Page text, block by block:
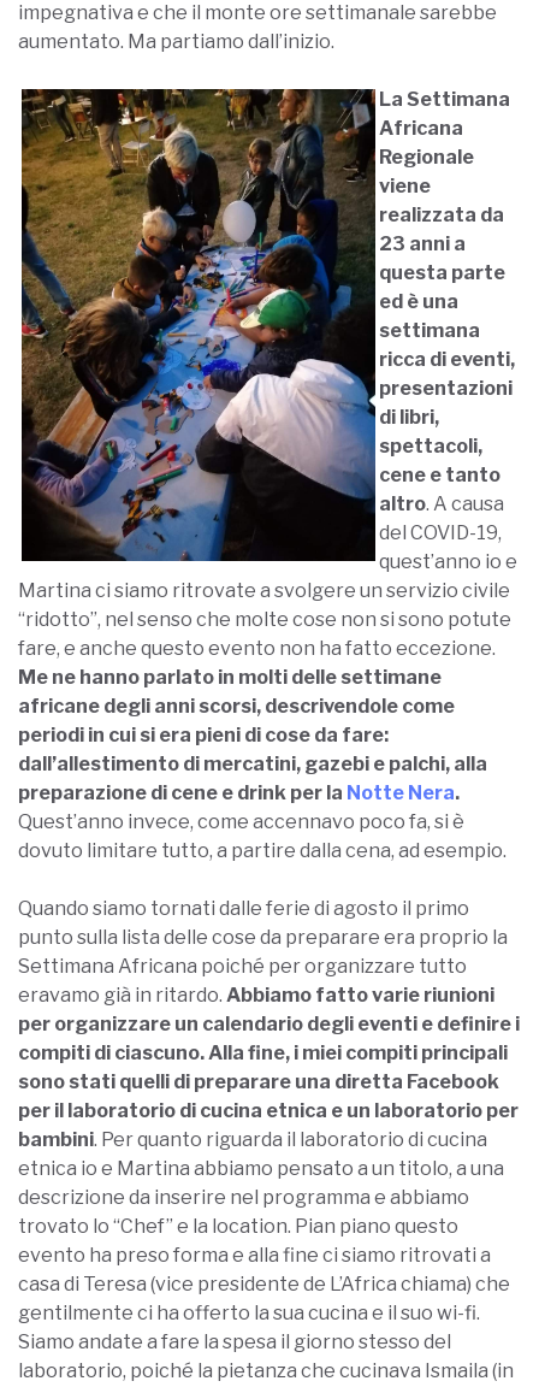
impegnativa e che il monte ore settimanale sarebbe
aumentato. Ma partiamo dall’inizio.
La Settimana
Africana
Regionale
viene
realizzata da
23 anni a
questa parte
ed è una
settimana
ricca di eventi,
presentazioni
di libri,
spettacoli,
cene e tanto
altro. A causa
del COVID-19,
quest’anno io e
Martina ci siamo ritrovate a svolgere un servizio civile
“ridotto”, nel senso che molte cose non si sono potute
fare, e anche questo evento non ha fatto eccezione.
Me ne hanno parlato in molti delle settimane
africane degli anni scorsi, descrivendole come
periodi in cui si era pieni di cose da fare:
dall’allestimento di mercatini, gazebi e palchi, alla
preparazione di cene e drink per la Notte Nera.
Quest’anno invece, come accennavo poco fa, si è
dovuto limitare tutto, a partire dalla cena, ad esempio.
Quando siamo tornati dalle ferie di agosto il primo
punto sulla lista delle cose da preparare era proprio la
Settimana Africana poiché per organizzare tutto
eravamo già in ritardo. Abbiamo fatto varie riunioni
per organizzare un calendario degli eventi e definire i
compiti di ciascuno. Alla fine, i miei compiti principali
sono stati quelli di preparare una diretta Facebook
per il laboratorio di cucina etnica e un laboratorio per
bambini. Per quanto riguarda il laboratorio di cucina
etnica io e Martina abbiamo pensato a un titolo, a una
descrizione da inserire nel programma e abbiamo
trovato lo “Chef” e la location. Pian piano questo
evento ha preso forma e alla fine ci siamo ritrovati a
casa di Teresa (vice presidente de L’Africa chiama) che
gentilmente ci ha offerto la sua cucina e il suo wi-fi.
Siamo andate a fare la spesa il giorno stesso del
laboratorio, poiché la pietanza che cucinava Ismaila (in